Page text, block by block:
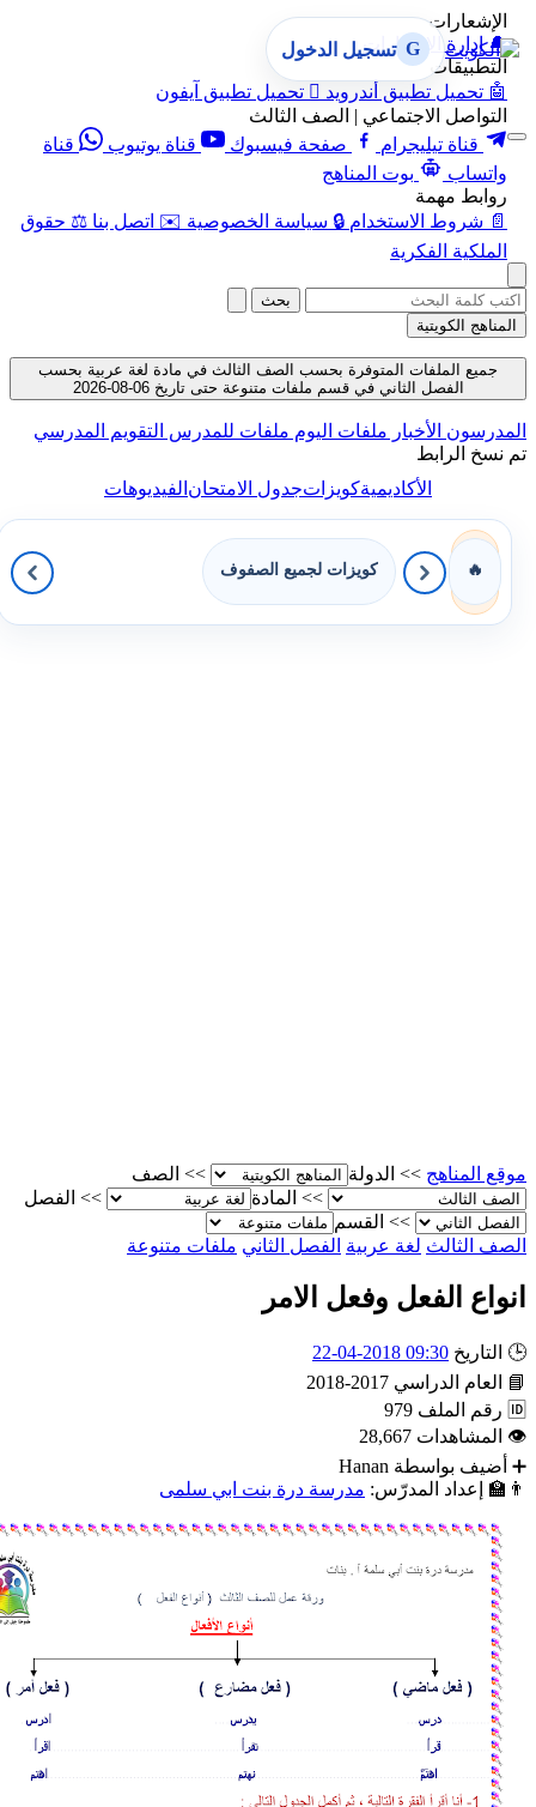
الإشعارات
تطبيق أندرويد 
تحميل تطبيق آيفون
الاجتماعي | الصف الثالث
تيليجرام
صفحة فيسبوك قناة يوتيوب
قناة
بوت المناهج
مهمة
الاستخدام 🔒 سياسة الخصوصية ✉️ اتصل بنا ⚖️ حقوق
الفكرية
G تسجيل الدخول
الملفات المتوفرة بحسب الصف الثالث في مادة لغة عربية بحسب
الفصل الثاني في قسم ملفات متنوعة حتى تاريخ 06-08-2026
الأخبارملفات اليومملفات للمدرسالتقويم المدرسي
الأكاديميةكويزاتجدول الامتحان الفيديوهات
كويزات لجميع الصفوف
>> الدولة >> الصف
المادة
الفصل
>> القسم
لغة عربية الفصل الثاني ملفات متنوعة
الفعل وفعل الامر
09:30 2018-04-22
الدراسي 2017-2018
الملف 979
28,667
بواسطة Hanan
المدرّس:مدرسة درة بنت ابي سلمى